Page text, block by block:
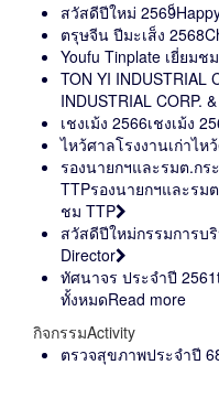
สวัสดีปีใหม่ 2569
ตรุษจีน ปีมะเส็ง 2568
Youfu Tinplate เยี่ยมช
TON YI INDUSTRIAL
INDUSTRIAL CORP.
เชงเม้ง 2566เชงเม้ง
ไหว้ศาลโรงงานเก่าไห
รองนายกฯและรมต.ก
TTPรองนายกฯและรม
ชม TTP
สวัสดีปีใหม่กรรมการบ
Director
ทัศนาจร ประจำปี 2561
ทั้งหมดRead more
กิจกรรมActivity
ตรวจสุขภาพประจำปี